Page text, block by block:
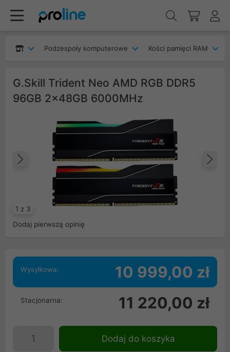
Podzespoły komputerowe Kości pamięci RAM
G.Skill Trident Neo AMD RGB DDR5
96GB 2x48GB 6000MHz
1 z 3
Poprzedni
Dodaj pierwszą opinię
Wysyłkowa: 10 999,00 zł
Stacjonarna: 11 220,00 zł
Dodaj do koszyka